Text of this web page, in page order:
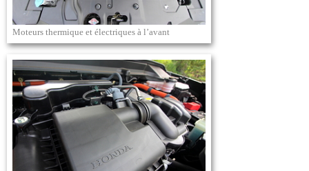
Moteurs thermique et électriques à l’avant